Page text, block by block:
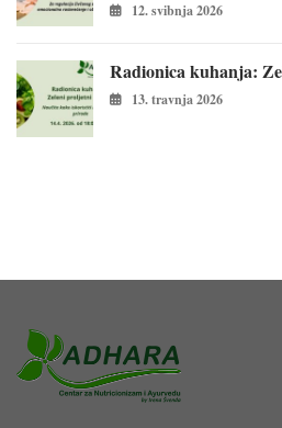
12. svibnja 2026
Radionica kuhanja:
13. travnja 2026